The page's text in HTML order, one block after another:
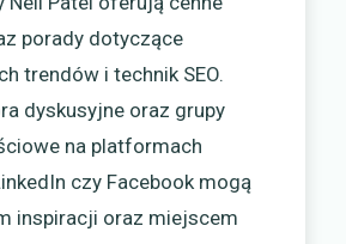
porady dotyczące
trendów i technik SEO.
dyskusyjne oraz grupy
na platformach
czy Facebook mogą
inspiracji oraz miejscem